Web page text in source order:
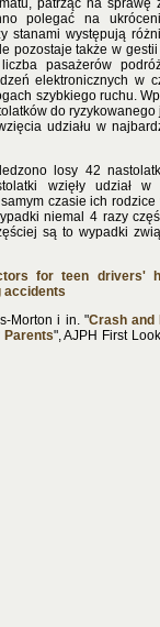
patrząc na sprawę
polegać na
stanami występują
pozostaje także w
pasażerów
elektronicznych w
szybkiego ruchu.
do
udziału w
losy 42
wzięły udział
czasie ich
niemal 4 razy
są to wypadki
for teen drivers'
accidents
Morton i in. "Crash and
Parents", AJPH First